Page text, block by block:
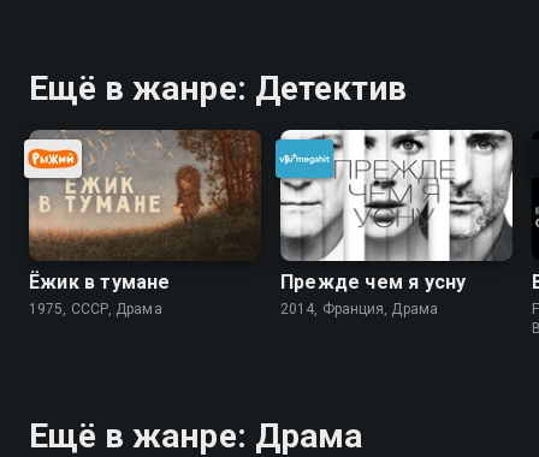
Ещё в жанре: Детектив
Ёжик в тумане
1975, СССР, Драма
Прежде чем я усну
2014, Франция, Драма
Ещё в жанре: Драма